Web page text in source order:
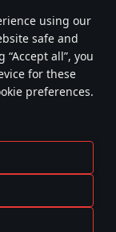
using our
safe and
all”, you
for these
preferences.